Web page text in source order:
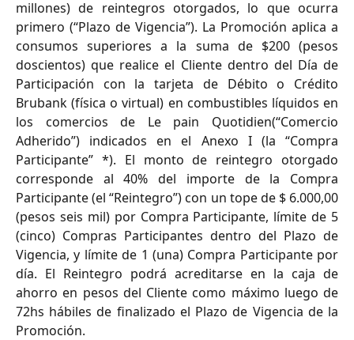
millones) de reintegros otorgados, lo que ocurra
primero (“Plazo de Vigencia”). La Promoción aplica a
consumos superiores a la suma de $200 (pesos
doscientos) que realice el Cliente dentro del Día de
Participación con la tarjeta de Débito o Crédito
Brubank (física o virtual) en combustibles líquidos en
los comercios de Le pain Quotidien(“Comercio
Adherido”) indicados en el Anexo I (la “Compra
Participante” *). El monto de reintegro otorgado
corresponde al 40% del importe de la Compra
Participante (el “Reintegro”) con un tope de $ 6.000,00
(pesos seis mil) por Compra Participante, límite de 5
(cinco) Compras Participantes dentro del Plazo de
Vigencia, y límite de 1 (una) Compra Participante por
día. El Reintegro podrá acreditarse en la caja de
ahorro en pesos del Cliente como máximo luego de
72hs hábiles de finalizado el Plazo de Vigencia de la
Promoción.